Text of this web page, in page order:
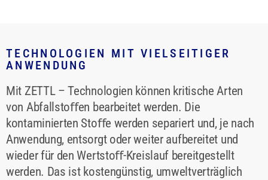
TECHNOLOGIEN MIT VIELSEITIGER
ANWENDUNG
Mit ZETTL – Technologien können kritische Arten
von Abfallstoﬀen bearbeitet werden. Die
kontaminierten Stoﬀe werden separiert und, je nach
Anwendung, entsorgt oder weiter aufbereitet und
wieder für den Wertstoﬀ-Kreislauf bereitgestellt
werden. Das ist kostengünstig, umweltverträglich